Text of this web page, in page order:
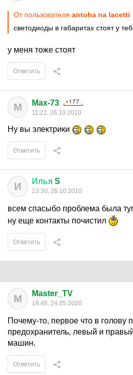
От пользователя antoha na lacetti
светодиоды в габаритах стоят у
у меня тоже стоят
Ответить
M Max-73
11:22, 26.10.2010
Ну вы электрики
Ответить
И Илья S
23:30, 26.10.2010
всем спасыбо проблема была
ну еще контакты почистил
Ответить
M Master_TV
18:48, 24.05.2020
Почему-то, первое что в голову
предохранитель, левый и
машин.
Ответить